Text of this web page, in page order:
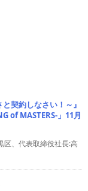
契約しなさい！～』
of MASTERS-」11月
区、代表取締役社長:高